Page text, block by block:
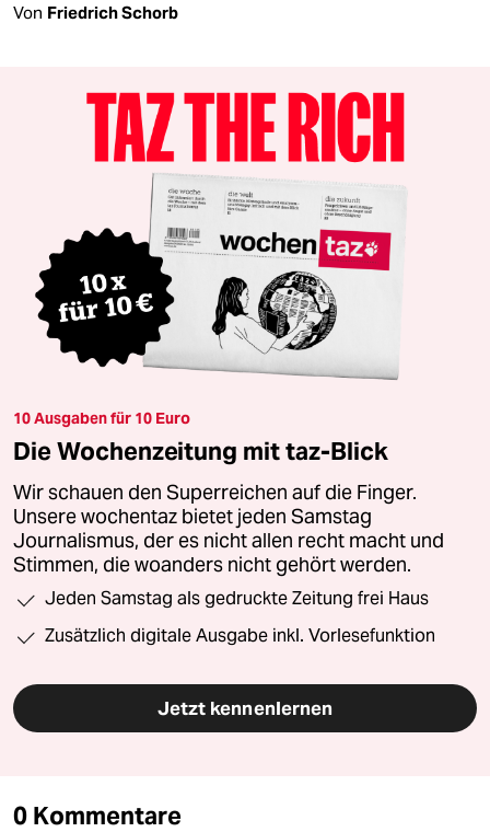
Von Friedrich Schorb
10 Ausgaben für 10 Euro
Die Wochenzeitung mit taz-Blick
Wir schauen den Superreichen auf die Finger.
Unsere wochentaz bietet jeden Samstag
Journalismus, der es nicht allen recht macht und
Stimmen, die woanders nicht gehört werden.
Jeden Samstag als gedruckte Zeitung frei Haus
Zusätzlich digitale Ausgabe inkl. Vorlesefunktion
Jetzt kennenlernen
0 Kommentare